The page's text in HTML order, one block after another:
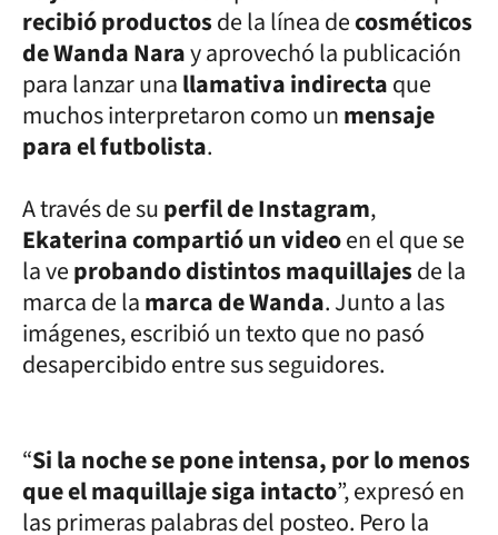
recibió productosde la línea decosméticos
de Wanda Naray aprovechó la publicación
para lanzar unallamativa indirectaque
muchos interpretaron como unmensaje
para el futbolista.
A través de superfil de Instagram,
Ekaterina compartió un videoen el que se
la veprobando distintos maquillajesde la
marca de lamarca de Wanda. Junto a las
imágenes, escribió un texto que no pasó
desapercibido entre sus seguidores.
“Si la noche se pone intensa, por lo menos
que el maquillaje siga intacto”, expresó en
las primeras palabras del posteo. Pero la